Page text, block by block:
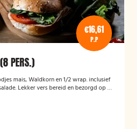
€16,61
P.P
PERS.)
mais, Waldkorn en 1/2 wrap. inclusief
Lekker vers bereid en bezorgd op je